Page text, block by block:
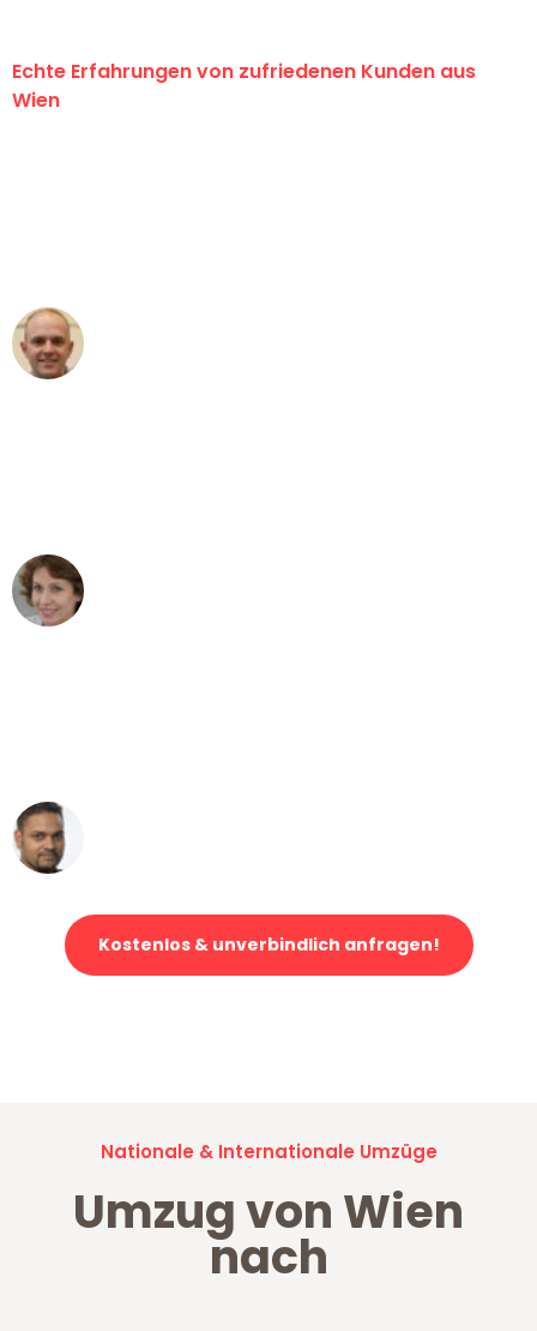
Echte Erfahrungen von zufriedenen Kunden aus
Wien
Kostenlos & unverbindlich anfragen!
Nationale & Internationale Umzüge
Umzug von Wien
nach